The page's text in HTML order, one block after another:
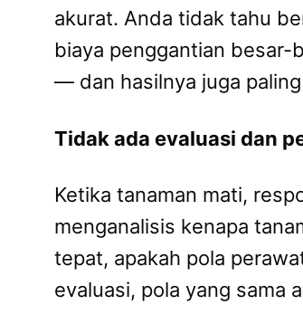
akurat. Anda tidak tahu
biaya penggantian besar-
— dan hasilnya juga
Tidak ada evaluasi dan
Ketika tanaman mati,
menganalisis kenapa
tepat, apakah pola
evaluasi, pola yang sama